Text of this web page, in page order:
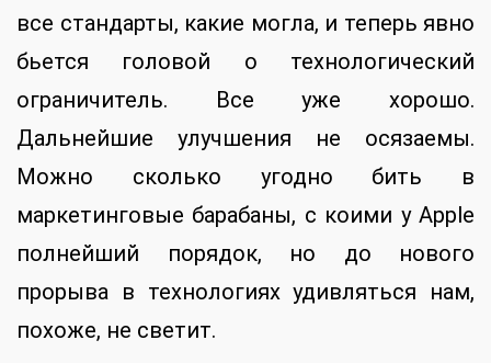
все стандарты, какие могла, и теперь явно
бьется головой о технологический
ограничитель. Все уже хорошо.
Дальнейшие улучшения не осязаемы.
Можно сколько угодно бить в
маркетинговые барабаны, с коими у Apple
полнейший порядок, но до нового
прорыва в технологиях удивляться нам,
похоже, не светит.